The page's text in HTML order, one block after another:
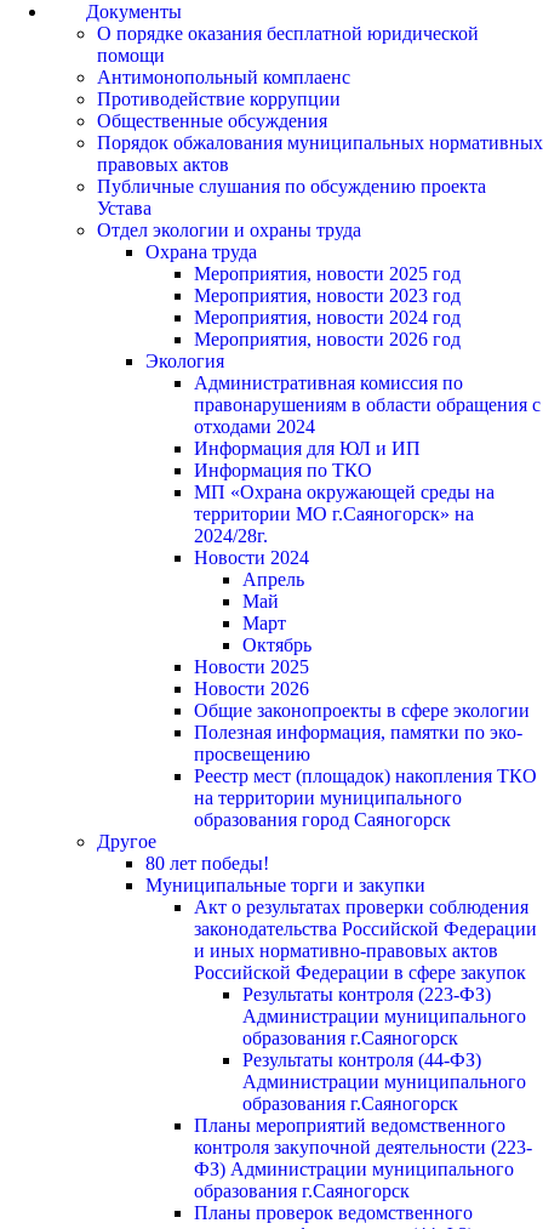
Документы
О порядке оказания бесплатной юридической
помощи
Антимонопольный комплаенс
Противодействие коррупции
Общественные обсуждения
Порядок обжалования муниципальных нормативных
правовых актов
Публичные слушания по обсуждению проекта
Устава
Отдел экологии и охраны труда
Охрана труда
Мероприятия, новости 2025 год
Мероприятия, новости 2023 год
Мероприятия, новости 2024 год
Мероприятия, новости 2026 год
Экология
Административная комиссия по
правонарушениям в области обращения с
отходами 2024
Информация для ЮЛ и ИП
Информация по ТКО
МП «Охрана окружающей среды на
территории МО г.Саяногорск» на
2024/28г.
Новости 2024
Апрель
Май
Март
Октябрь
Новости 2025
Новости 2026
Общие законопроекты в сфере экологии
Полезная информация, памятки по эко-
просвещению
Реестр мест (площадок) накопления ТКО
на территории муниципального
образования город Саяногорск
Другое
80 лет победы!
Муниципальные торги и закупки
Акт о результатах проверки соблюдения
законодательства Российской Федерации
и иных нормативно-правовых актов
Российской Федерации в сфере закупок
Результаты контроля (223-ФЗ)
Администрации муниципального
образования г.Саяногорск
Результаты контроля (44-ФЗ)
Администрации муниципального
образования г.Саяногорск
Планы мероприятий ведомственного
контроля закупочной деятельности (223-
ФЗ) Администрации муниципального
образования г.Саяногорск
Планы проверок ведомственного